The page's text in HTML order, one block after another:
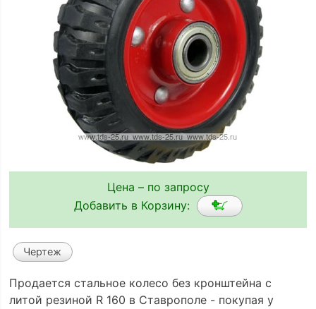
Цена – по запросу
Добавить в Корзину:
Чертеж
Продается стальное колесо без кронштейна с
литой резиной R 160 в Ставрополе - покупая у